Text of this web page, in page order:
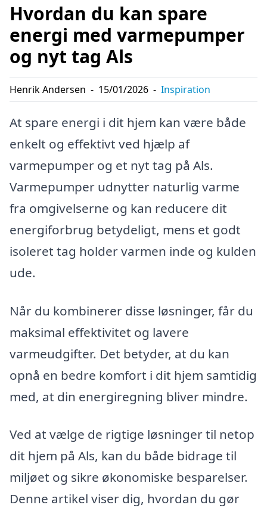
Hvordan du kan spare
energi med varmepumper
og nyt tag Als
Henrik Andersen - 15/01/2026 - Inspiration
At spare energi i dit hjem kan være både
enkelt og effektivt ved hjælp af
varmepumper og et nyt tag på Als.
Varmepumper udnytter naturlig varme
fra omgivelserne og kan reducere dit
energiforbrug betydeligt, mens et godt
isoleret tag holder varmen inde og kulden
ude.
Når du kombinerer disse løsninger, får du
maksimal effektivitet og lavere
varmeudgifter. Det betyder, at du kan
opnå en bedre komfort i dit hjem samtidig
med, at din energiregning bliver mindre.
Ved at vælge de rigtige løsninger til netop
dit hjem på Als, kan du både bidrage til
miljøet og sikre økonomiske besparelser.
Denne artikel viser dig, hvordan du gør